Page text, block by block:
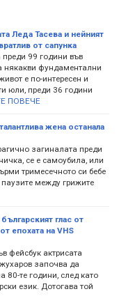
Леда Тасева и нейният
от сапунка
99 години във
фундаментални
е по-интересен и
юли, преди 36 години
ПОВЕЧЕ
жена останала
загиналата преди
се е самоубила, или
тримесечното си бебе
между грижите
глас от
епохата на VHS
фейсбук актрисата
започва да
80-те години, след като
език. Дотогава той